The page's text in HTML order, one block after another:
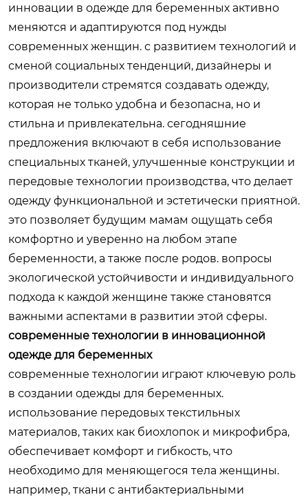
инновации в одежде для беременных активно
меняются и адаптируются под нужды
современных женщин. с развитием технологий и
сменой социальных тенденций, дизайнеры и
производители стремятся создавать одежду,
которая не только удобна и безопасна, но и
стильна и привлекательна. сегодняшние
предложения включают в себя использование
специальных тканей, улучшенные конструкции и
передовые технологии производства, что делает
одежду функциональной и эстетически приятной.
это позволяет будущим мамам ощущать себя
комфортно и уверенно на любом этапе
беременности, а также после родов. вопросы
экологической устойчивости и индивидуального
подхода к каждой женщине также становятся
важными аспектами в развитии этой сферы.
современные технологии в инновационной
одежде для беременных
современные технологии играют ключевую роль
в создании одежды для беременных.
использование передовых текстильных
материалов, таких как биохлопок и микрофибра,
обеспечивает комфорт и гибкость, что
необходимо для меняющегося тела женщины.
например, ткани с антибактериальными